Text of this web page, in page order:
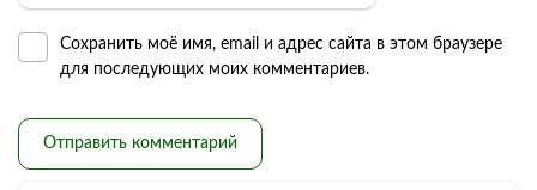
Сохранить моё имя, email и адрес сайта в этом браузере
для последующих моих комментариев.